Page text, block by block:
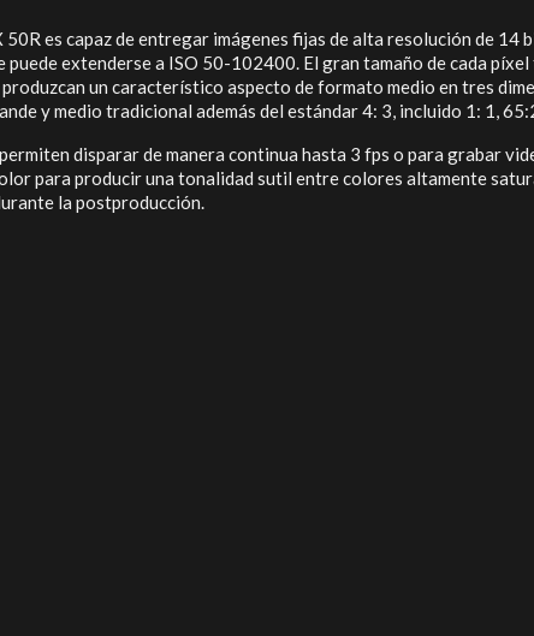
es capaz de entregar imágenes fijas de alta resolución de 14
extenderse a ISO 50-102400. El gran tamaño de cada
un característico aspecto de formato medio en tres
y medio tradicional además del estándar 4: 3, incluido 1: 1,
disparar de manera continua hasta 3 fps o para grabar
para producir una tonalidad sutil entre colores altamente
la postproducción.